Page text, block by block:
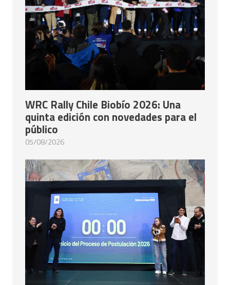
WRC Rally Chile Biobío 2026: Una
quinta edición con novedades para el
público
05/08/2026